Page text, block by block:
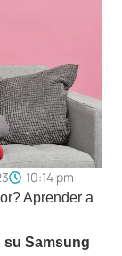
10:14 pm
Aprender a
su Samsung